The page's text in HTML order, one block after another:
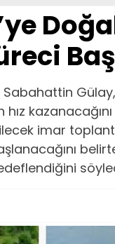
Sabahattin
kazanacağını
imar